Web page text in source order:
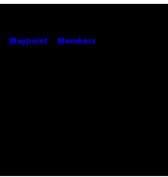
Waypoint Members